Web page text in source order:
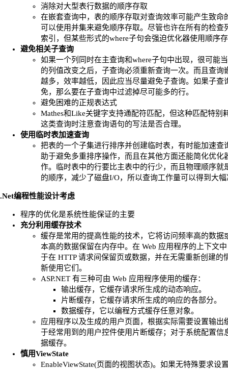
消除对大型表行数据的顺序存取
在嵌套查询中，表的顺序存取对查询效率可能产生致命
可以使用并集来避免顺序存取。尽管也许在所有的检查
索引，但某些形式的where子句会强迫优化器使用顺序
避免相关子查询
如果一个列同时在主查询和where子句中出现，很可能
的列值改变之后，子查询必须重新查询一次。而且查询
越多，效率越低，因此应当尽量避免子查询。如果子查
免，那么要在子查询中过滤掉尽可能多的行。
避免困难的正规表达式
Mathes和Like关键字支持通配符匹配，但这种匹配特别
这类查询时注意查询语句的写法是否合理。
使用临时表加速查询
把表的一个子集进行排序并创建临时表，有时能加速查
助于避免多重排序操作，而且在其他方面还能简化优化
作。临时表中的行要比主表中的行少，而且物理顺序就
的顺序，减少了磁盘I/O，所以查询工作量可以得到大
.Net编程性能设计考虑
程序的优化是系统性能保证的主要
充分利用缓存技术
缓存是常用的提高性能的技术，它将访问频率高的数据
本高的数据保留在内存中。在 Web 应用程序的上下文
于在 HTTP 请求间保留页或数据，并在无需重新创建的
新使用它们。
ASP.NET 有三种可由 Web 应用程序使用的缓存：
输出缓存，它缓存请求所生成的动态响应。
片断缓存，它缓存请求所生成的响应的各部分。
数据缓存，它以编程方式缓存任意对象。
应用程序以及生成的用户页面，根据实际需要设置输出
于经常用到的用户控件使用片断缓存；对于系统配置信
据缓存。
慎用ViewState
EnableViewState(页面的视图状态)。如果无特殊要求设